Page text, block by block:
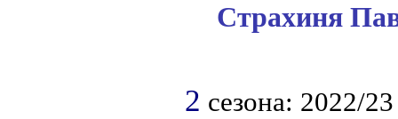
Страхиня
2 сезона: 2022/